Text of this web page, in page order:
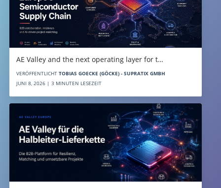
AE Valley and the next operating layer for t…
VERÖFFENTLICHT TOBIAS GOECKE (GÖCKE) - SUPRATIX GMBH
JUNI 8, 2026 | 3 MINUTEN LESEZEIT